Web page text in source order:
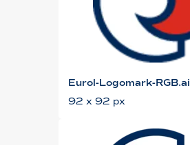
Eurol-Logomark-RGB.ai
92 x 92 px